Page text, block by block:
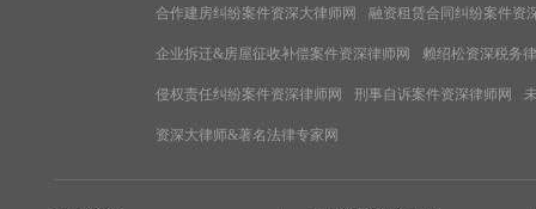
合作建房纠纷案件资深大律师网 融资租赁合同纠纷案件资
企业拆迁&房屋征收补偿案件资深律师网 赖绍松资深税务
侵权责任纠纷案件资深律师网 刑事自诉案件资深律师网
资深大律师&著名法律专家网